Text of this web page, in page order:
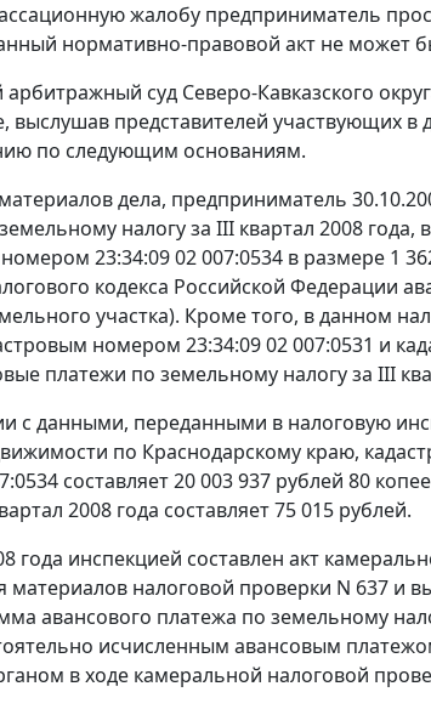
жалобу предприниматель
нормативно-правовой акт не может
суд Северо-Кавказского
выслушав представителей участвующих
по следующим основаниям.
дела, предприниматель
налогу за III квартал 2008 года,
23:34:09 02 007:0534 в размере 1
кодекса Российской Федерации
участка). Кроме того, в данном
номером 23:34:09 02 007:0531 и
платежи по земельному налогу за III
с данными, переданными в налоговую
по Краснодарскому краю,
составляет 20 003 937 рублей 80
2008 года составляет 75 015 рублей.
года инспекцией составлен акт
материалов налоговой проверки N 637 и
авансового платежа по земельному
исчисленным авансовым
в ходе камеральной налоговой